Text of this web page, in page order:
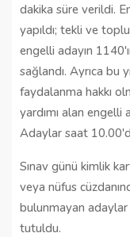
dakika süre verildi.
yapıldı; tekli ve
engelli adayın
sağlandı. Ayrıca bu
faydalanma hakkı
yardımı alan
Adaylar saat
Sınav günü kimlik
veya nüfus
bulunmayan adaylar
tutuldu.